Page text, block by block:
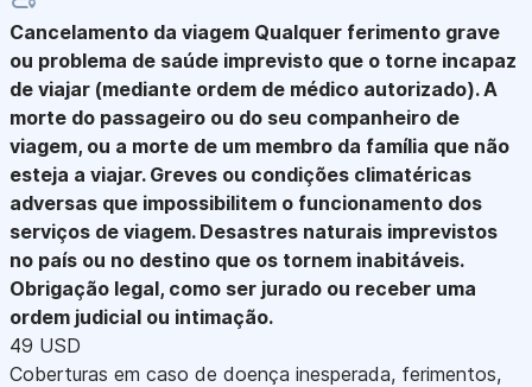
Cancelamento da viagem Qualquer ferimento grave
ou problema de saúde imprevisto que o torne incapaz
de viajar (mediante ordem de médico autorizado). A
morte do passageiro ou do seu companheiro de
viagem, ou a morte de um membro da família que não
esteja a viajar. Greves ou condições climatéricas
adversas que impossibilitem o funcionamento dos
serviços de viagem. Desastres naturais imprevistos
no país ou no destino que os tornem inabitáveis.
Obrigação legal, como ser jurado ou receber uma
ordem judicial ou intimação.
49 USD
Coberturas em caso de doença inesperada, ferimentos,